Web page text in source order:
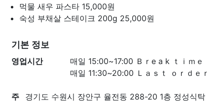
먹물 새우 파스타 15,000원
숙성 부채살 스테이크 200g 25,000원
기본 정보
영업시간
매일 15:00~17:00 Ｂｒe a k ｔｉｍｅ
매일 11:30~20:00 Ｌａｓｔ ｏｒｄｅｒ
주
경기도 수원시 장안구 율전동 288-20 1층 정성식탁